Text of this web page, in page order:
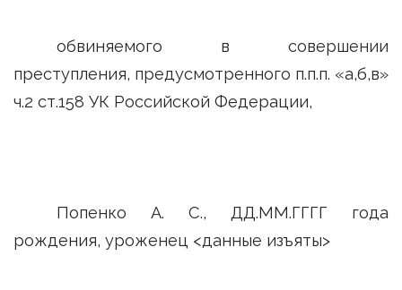
обвиняемого в совершении
преступления, предусмотренного п.п.п. «а,б,в»
ч.2 ст.158 УК Российской Федерации,
Попенко А. С., ДД.ММ.ГГГГ года
рождения, уроженец <данные изъяты>